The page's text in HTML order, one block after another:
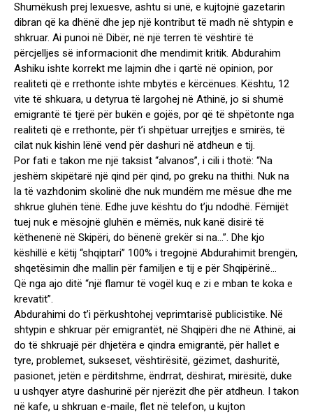
Shumëkush prej lexuesve, ashtu si unë, e kujtojnë gazetarin
dibran që ka dhënë dhe jep një kontribut të madh në shtypin e
shkruar. Ai punoi në Dibër, në një terren të vështirë të
përcjelljes së informacionit dhe mendimit kritik. Abdurahim
Ashiku ishte korrekt me lajmin dhe i qartë në opinion, por
realiteti që e rrethonte ishte mbytës e kërcënues. Kështu, 12
vite të shkuara, u detyrua të largohej në Athinë, jo si shumë
emigrantë të tjerë për bukën e gojës, por që të shpëtonte nga
realiteti që e rrethonte, për t’i shpëtuar urrejtjes e smirës, të
cilat nuk kishin lënë vend për dashuri në atdheun e tij.
Por fati e takon me një taksist “alvanos”, i cili i thotë: “Na
jeshëm skipëtarë një qind për qind, po greku na thithi. Nuk na
la të vazhdonim skolinë dhe nuk mundëm me mësue dhe me
shkrue gluhën tënë. Edhe juve kështu do t’ju ndodhë. Fëmijët
tuej nuk e mësojnë gluhën e mëmës, nuk kanë disirë të
këthenenë në Skipëri, do bënenë grekër si na…”. Dhe kjo
këshillë e këtij “shqiptari” 100% i tregojnë Abdurahimit brengën,
shqetësimin dhe mallin për familjen e tij e për Shqipërinë…
Që nga ajo ditë “një flamur të vogël kuq e zi e mban te koka e
krevatit”.
Abdurahimi do t’i përkushtohej veprimtarisë publicistike. Në
shtypin e shkruar për emigrantët, në Shqipëri dhe në Athinë, ai
do të shkruajë për dhjetëra e qindra emigrantë, për hallet e
tyre, problemet, sukseset, vështirësitë, gëzimet, dashuritë,
pasionet, jetën e përditshme, ëndrrat, dëshirat, mirësitë, duke
u ushqyer atyre dashurinë për njerëzit dhe për atdheun. I takon
në kafe, u shkruan e-maile, flet në telefon, u kujton